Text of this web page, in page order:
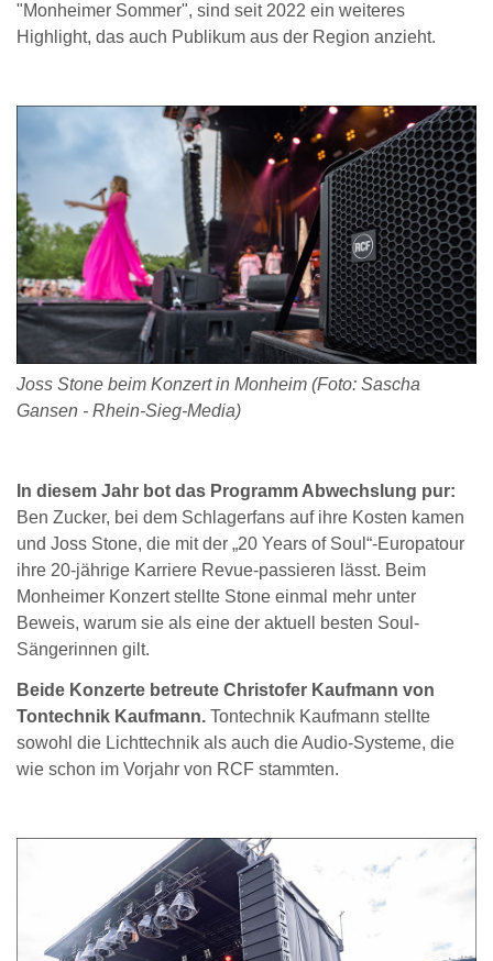
"Monheimer Sommer", sind seit 2022 ein weiteres
Highlight, das auch Publikum aus der Region anzieht.
Joss Stone beim Konzert in Monheim (Foto: Sascha
Gansen - Rhein-Sieg-Media)
In diesem Jahr bot das Programm Abwechslung pur:
Ben Zucker, bei dem Schlagerfans auf ihre Kosten kamen
und Joss Stone, die mit der „20 Years of Soul“-Europatour
ihre 20-jährige Karriere Revue-passieren lässt. Beim
Monheimer Konzert stellte Stone einmal mehr unter
Beweis, warum sie als eine der aktuell besten Soul-
Sängerinnen gilt.
Beide Konzerte betreute Christofer Kaufmann von
Tontechnik Kaufmann. Tontechnik Kaufmann stellte
sowohl die Lichttechnik als auch die Audio-Systeme, die
wie schon im Vorjahr von RCF stammten.